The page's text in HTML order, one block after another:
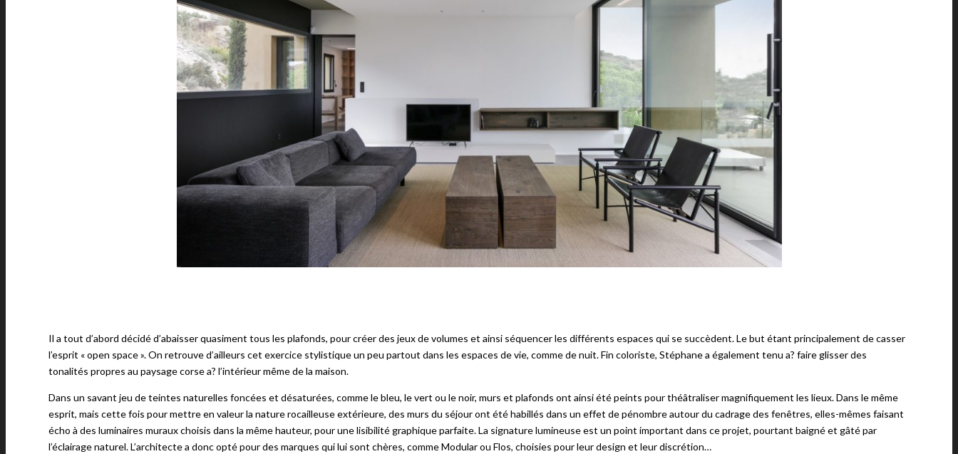
Il a tout d’abord décidé d’abaisser quasiment tous les plafonds, pour créer des jeux de volumes et ainsi séquencer les différents espaces qui se succèdent. Le but étant principalement de casser
l’esprit « open space ». On retrouve d’ailleurs cet exercice stylistique un peu partout dans les espaces de vie, comme de nuit. Fin coloriste, Stéphane a également tenu a? faire glisser des
tonalités propres au paysage corse a? l’intérieur même de la maison.
Dans un savant jeu de teintes naturelles foncées et désaturées, comme le bleu, le vert ou le noir, murs et plafonds ont ainsi été peints pour théâtraliser magnifiquement les lieux. Dans le même
esprit, mais cette fois pour mettre en valeur la nature rocailleuse extérieure, des murs du séjour ont été habillés dans un effet de pénombre autour du cadrage des fenêtres, elles-mêmes faisant
écho à des luminaires muraux choisis dans la même hauteur, pour une lisibilité graphique parfaite. La signature lumineuse est un point important dans ce projet, pourtant baigné et gâté par
l’éclairage naturel. L’architecte a donc opté pour des marques qui lui sont chères, comme Modular ou Flos, choisies pour leur design et leur discrétion…